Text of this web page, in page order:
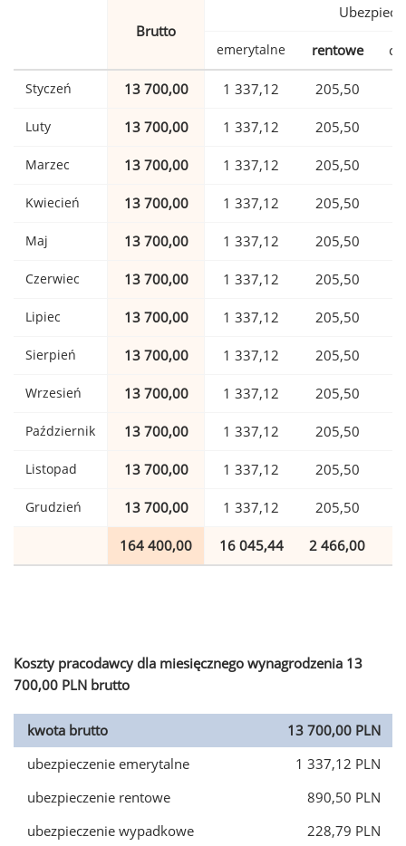
Brutto
emerytalne rentowe
Styczeń 13 700,00 1 337,12 205,50
Luty 13 700,00 1 337,12 205,50
Marzec 13 700,00 1 337,12 205,50
Kwiecień 13 700,00 1 337,12 205,50
Maj 13 700,00 1 337,12 205,50
Czerwiec 13 700,00 1 337,12 205,50
Lipiec 13 700,00 1 337,12 205,50
Sierpień 13 700,00 1 337,12 205,50
Wrzesień 13 700,00 1 337,12 205,50
Październik 13 700,00 1 337,12 205,50
Listopad 13 700,00 1 337,12 205,50
Grudzień 13 700,00 1 337,12 205,50
164 400,00 16 045,44 2 466,00
Koszty pracodawcy dla miesięcznego wynagrodzenia 13
700,00 PLN brutto
kwota brutto
13 700,00 PLN
ubezpieczenie emerytalne
1 337,12 PLN
ubezpieczenie rentowe
890,50 PLN
ubezpieczenie wypadkowe
228,79 PLN